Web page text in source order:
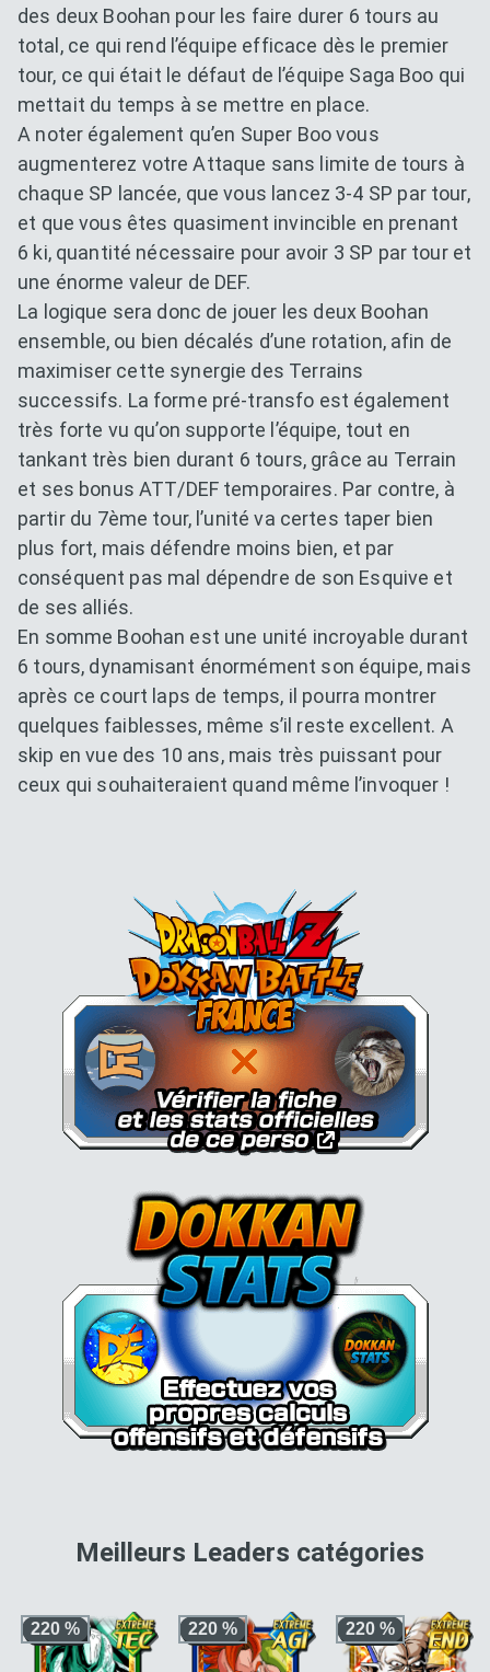
des deux Boohan pour les faire durer 6 tours au
total, ce qui rend l’équipe efficace dès le premier
tour, ce qui était le défaut de l’équipe Saga Boo qui
mettait du temps à se mettre en place.
A noter également qu’en Super Boo vous
augmenterez votre Attaque sans limite de tours à
chaque SP lancée, que vous lancez 3-4 SP par tour,
et que vous êtes quasiment invincible en prenant
6 ki, quantité nécessaire pour avoir 3 SP par tour et
une énorme valeur de DEF.
La logique sera donc de jouer les deux Boohan
ensemble, ou bien décalés d’une rotation, afin de
maximiser cette synergie des Terrains
successifs. La forme pré-transfo est également
très forte vu qu’on supporte l’équipe, tout en
tankant très bien durant 6 tours, grâce au Terrain
et ses bonus ATT/DEF temporaires. Par contre, à
partir du 7ème tour, l’unité va certes taper bien
plus fort, mais défendre moins bien, et par
conséquent pas mal dépendre de son Esquive et
de ses alliés.
En somme Boohan est une unité incroyable durant
6 tours, dynamisant énormément son équipe, mais
après ce court laps de temps, il pourra montrer
quelques faiblesses, même s’il reste excellent. A
skip en vue des 10 ans, mais très puissant pour
ceux qui souhaiteraient quand même l’invoquer !
Dokkan Essentials x Dragon
Meilleurs Leaders catégoriespour
220 % 220 % 220 %